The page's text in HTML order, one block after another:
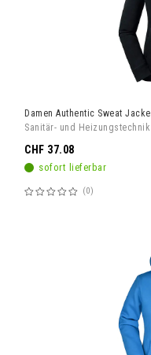
Damen Authentic Sweat Jacke
Sanitär- und Heizungstechnik
sofort lieferbar
Bewertung:
0
CHF 37.08